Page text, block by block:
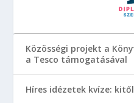
Közösségi projekt a
a Tesco támogatásával
Híres idézetek kvíze: